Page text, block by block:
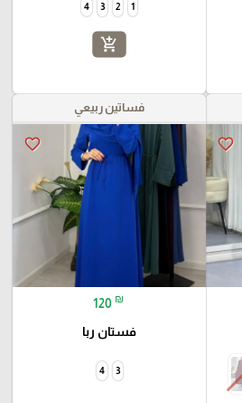
1
2
3
4
add_shopping_cart
favorite_border
فساتين ربيعي
favorite_border
120 ₪
فستان ربا
3
4